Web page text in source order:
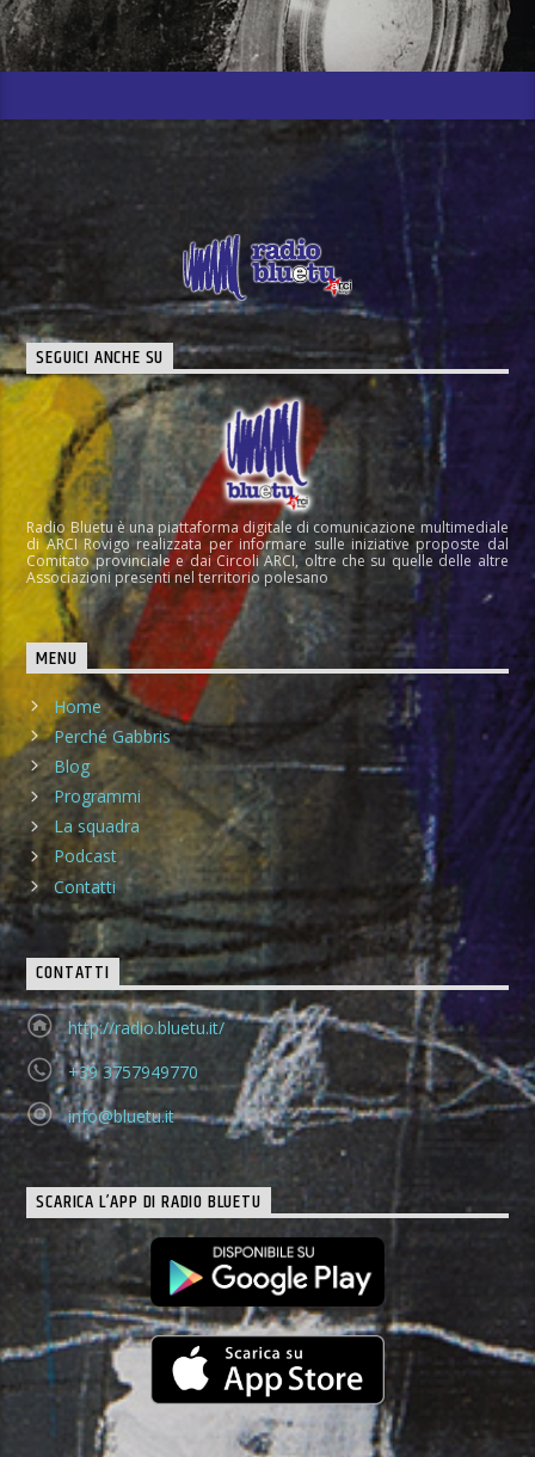
SEGUICI ANCHE SU
Radio Bluetu è una piattaforma digitale di comunicazione multimediale
di ARCI Rovigo realizzata per informare sulle iniziative proposte dal
Comitato provinciale e dai Circoli ARCI, oltre che su quelle delle altre
Associazioni presenti nel territorio polesano
MENU
Home
Perché Gabbris
Blog
Programmi
La squadra
Podcast
Contatti
CONTATTI
http://radio.bluetu.it/
+39 3757949770
info@bluetu.it
SCARICA L’APP DI RADIO BLUETU